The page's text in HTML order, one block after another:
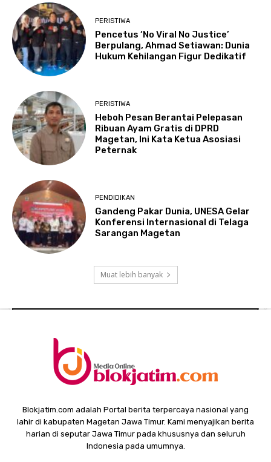
PERISTIWA
Pencetus ‘No Viral No Justice’
Berpulang, Ahmad Setiawan: Dunia
Hukum Kehilangan Figur Dedikatif
PERISTIWA
Heboh Pesan Berantai Pelepasan
Ribuan Ayam Gratis di DPRD
Magetan, Ini Kata Ketua Asosiasi
Peternak
PENDIDIKAN
Gandeng Pakar Dunia, UNESA Gelar
Konferensi Internasional di Telaga
Sarangan Magetan
Muat lebih banyak
Blokjatim.com adalah Portal berita terpercaya nasional yang
lahir di kabupaten Magetan Jawa Timur. Kami menyajikan berita
harian di seputar Jawa Timur pada khususnya dan seluruh
Indonesia pada umumnya.